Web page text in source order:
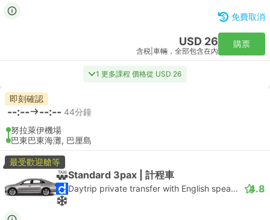
免費取消
USD 26
含税 車輛，全部包含在內
購票
1 更多課程 價格從 USD 26
即刻確認
--:-- --:-- 44分鐘
努拉萊伊機場
巴東巴東海灘, 巴厘島
最受歡迎艙等
Standard 3pax | 計程車
Daytrip private transfer with English speaking driver 4.8